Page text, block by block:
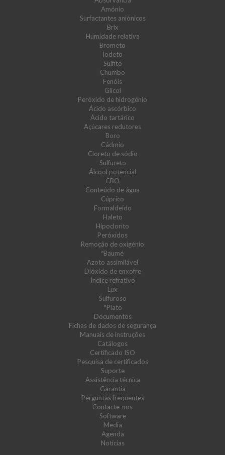
Amónio
Surfactantes aniónicos
Brix
Humidade relativa
Brometo
Iodeto
Sulfito
Chumbo
Fenóis
Glicol
Peróxido de hidrogénio
Ácido ascórbico
Ácido tartárico
Açúcares redutores
Boro
Cádmio
Cloreto de sódio
Sulfureto
Álcool potencial
CBO
Conteúdo de água
Cúprico
Formaldeído
Haleto
Hipoclorito
Peróxidos
Remoção de oxigénio
ºBaumé
Azoto assimilável
Dióxido de enxofre
Índice refrativo
Lux
Sulfuroso
°Plato
Documentos
Fichas de dados de segurança
Manuais de instruções
Catálogos
Certificado ISO
Pesquisa de certificados
Suporte
Assistência técnica
Garantia
Perguntas frequentes
Contacte-nos
Software
Media
Agenda
Notícias